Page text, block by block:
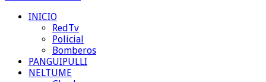
INICIO
RedTv
Policial
Bomberos
PANGUIPULLI
NELTUME